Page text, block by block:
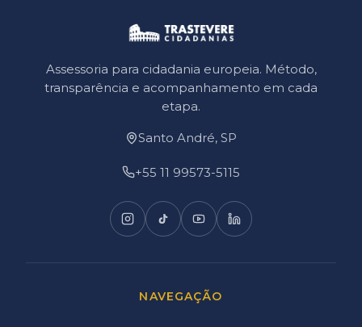
Assessoria para cidadania europeia. Método,
transparência e acompanhamento em cada
etapa.
Santo André, SP
+55 11 99573-5115
NAVEGAÇÃO